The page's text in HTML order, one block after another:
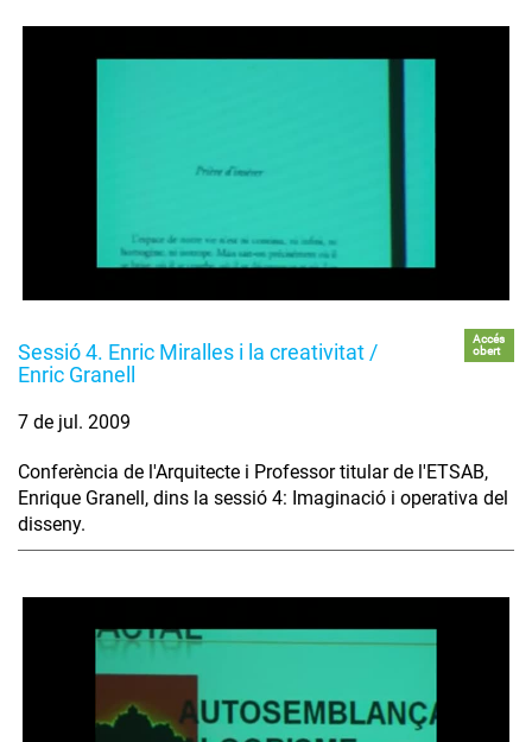
Sessió 4. Enric Miralles i la creativitat /
Enric Granell
Accés
obert
7 de jul. 2009
Conferència de l'Arquitecte i Professor titular de l'ETSAB,
Enrique Granell, dins la sessió 4: Imaginació i operativa del
disseny.